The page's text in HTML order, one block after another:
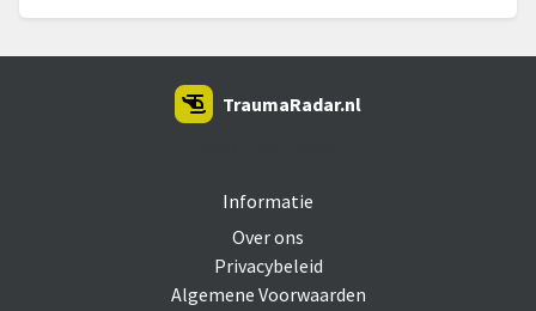
Informatie
Over ons
Privacybeleid
Algemene Voorwaarden
TraumaRadar.nl